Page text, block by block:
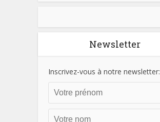
Newsletter
Inscrivez-vous à notre newsletter: